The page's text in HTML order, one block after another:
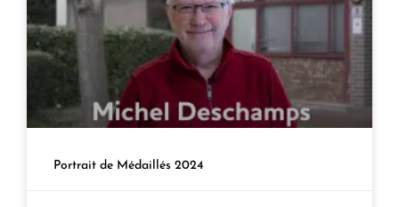
Portrait de Médaillés 2024